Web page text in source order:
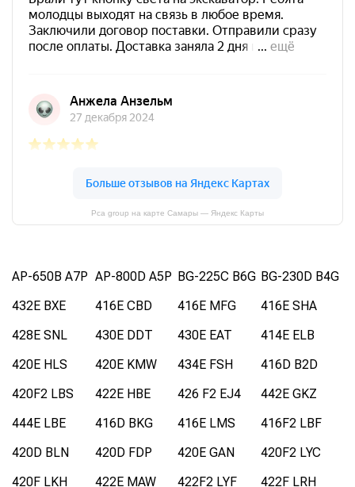
Pca group на карте Самары — Яндекс Карты
AP-650B A7P AP-800D A5P BG-225C B6G BG-230D B4G
432E BXE
416E CBD 416E MFG
416E SHA
428E SNL
430E DDT 430E EAT
414E ELB
420E HLS
420E KMW 434E FSH
416D B2D
420F2 LBS
422E HBE 426 F2 EJ4
442E GKZ
444E LBE
416D BKG 416E LMS
416F2 LBF
420D BLN
420D FDP 420E GAN
420F2 LYC
420F LKH
422E MAW 422F2 LYF
422F LRH